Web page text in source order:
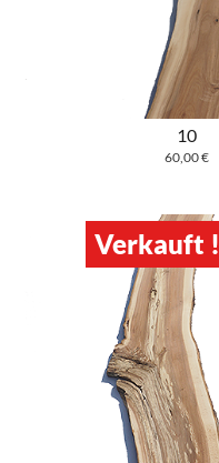
10
60,00€
Verkauft !